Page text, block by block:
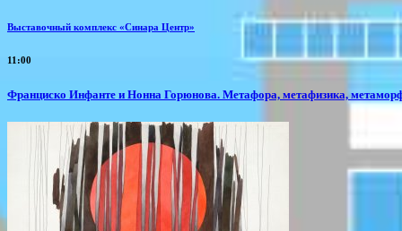
Выставочный комплекс «Синара Центр»
11:00
Франциско Инфанте и Нонна Горюнова. Метафора, метафизика,